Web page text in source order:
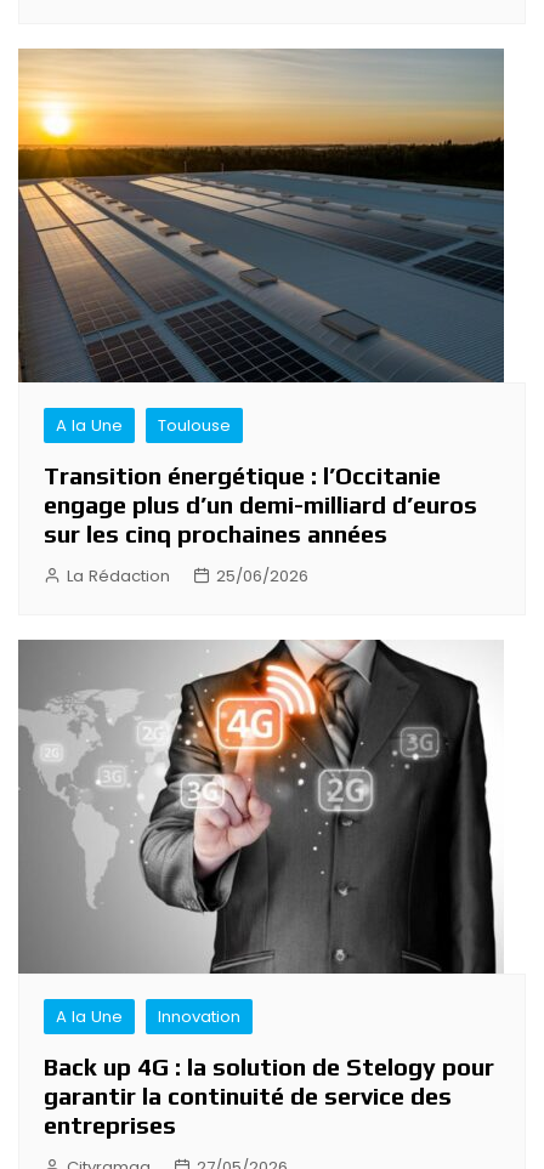
A la Une Toulouse
Transition énergétique : l’Occitanie
engage plus d’un demi-milliard d’euros
sur les cinq prochaines années
La Rédaction 25/06/2026
A la Une Innovation
Back up 4G : la solution de Stelogy pour
garantir la continuité de service des
entreprises